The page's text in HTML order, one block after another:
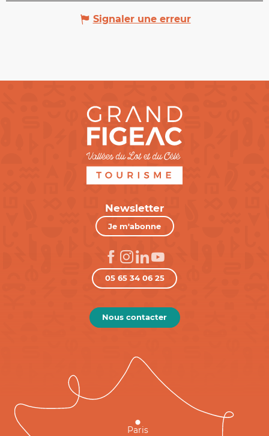
Signaler une erreur
Newsletter
Je m'abonne
05 65 34 06 25
Nous contacter
Paris